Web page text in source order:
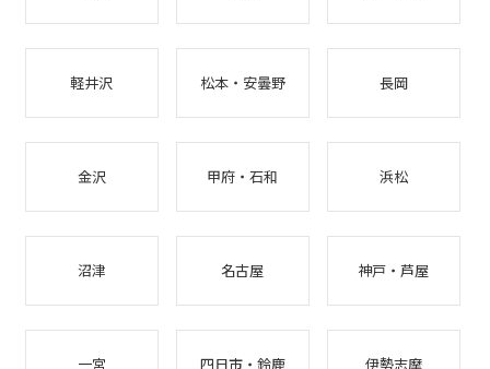
軽井沢 松本・安曇野 長岡
金沢 甲府・石和 浜松
沼津 名古屋 神戸・芦屋
一宮 四日市・鈴鹿 伊勢志摩